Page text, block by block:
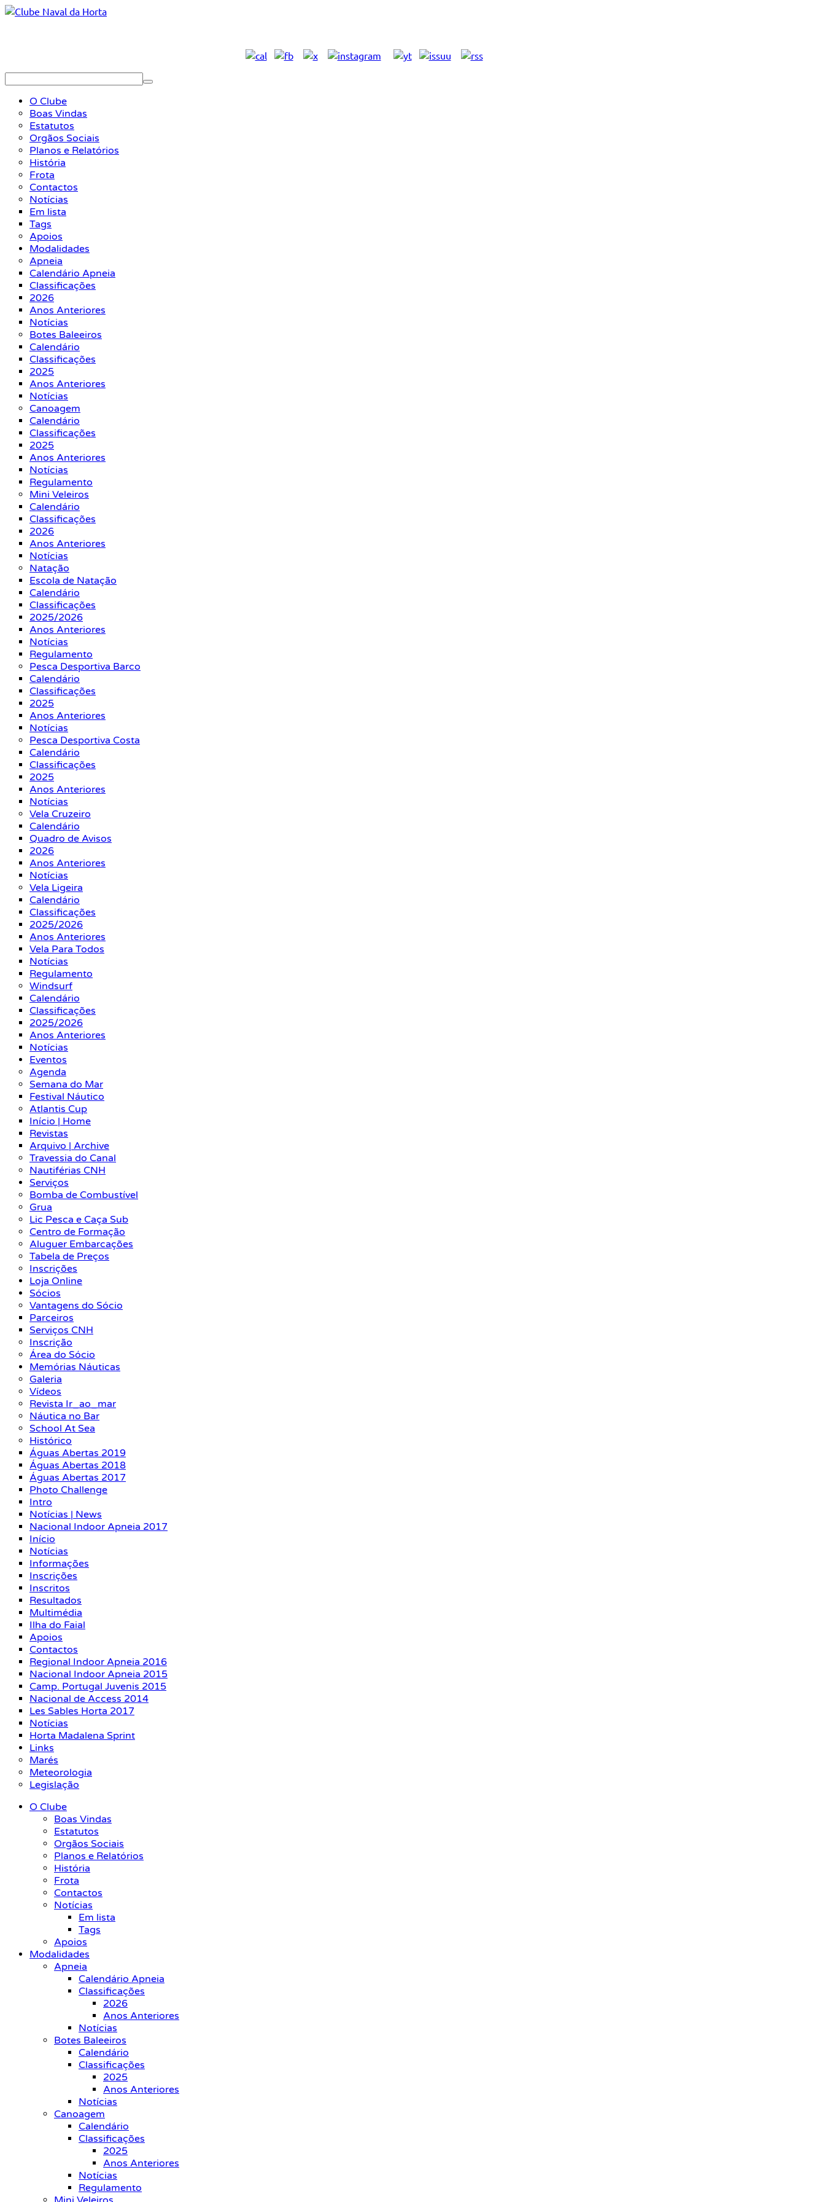
O Clube
Boas Vindas
Estatutos
Orgãos Sociais
Planos e Relatórios
História
Frota
Contactos
Notícias
Em lista
Tags
Apoios
Modalidades
Apneia
Calendário Apneia
Classificações
2026
Anos Anteriores
Notícias
Botes Baleeiros
Calendário
Classificações
2025
Anos Anteriores
Notícias
Canoagem
Calendário
Classificações
2025
Anos Anteriores
Notícias
Regulamento
Mini Veleiros
Calendário
Classificações
2026
Anos Anteriores
Notícias
Natação
Escola de Natação
Calendário
Classificações
2025/2026
Anos Anteriores
Notícias
Regulamento
Pesca Desportiva Barco
Calendário
Classificações
2025
Anos Anteriores
Notícias
Pesca Desportiva Costa
Calendário
Classificações
2025
Anos Anteriores
Notícias
Vela Cruzeiro
Calendário
Quadro de Avisos
2026
Anos Anteriores
Notícias
Vela Ligeira
Calendário
Classificações
2025/2026
Anos Anteriores
Vela Para Todos
Notícias
Regulamento
Windsurf
Calendário
Classificações
2025/2026
Anos Anteriores
Notícias
Eventos
Agenda
Semana do Mar
Festival Náutico
Atlantis Cup
Início | Home
Revistas
Arquivo | Archive
Travessia do Canal
Nautiférias CNH
Serviços
Bomba de Combustível
Grua
Lic Pesca e Caça Sub
Centro de Formação
Aluguer Embarcações
Tabela de Preços
Inscrições
Loja Online
Sócios
Vantagens do Sócio
Parceiros
Serviços CNH
Inscrição
Área do Sócio
Memórias Náuticas
Galeria
Vídeos
Revista Ir_ao_mar
Náutica no Bar
School At Sea
Histórico
Águas Abertas 2019
Águas Abertas 2018
Águas Abertas 2017
Photo Challenge
Intro
Notícias | News
Nacional Indoor Apneia 2017
Início
Notícias
Informações
Inscrições
Inscritos
Resultados
Multimédia
Ilha do Faial
Apoios
Contactos
Regional Indoor Apneia 2016
Nacional Indoor Apneia 2015
Camp. Portugal Juvenis 2015
Nacional de Access 2014
Les Sables Horta 2017
Notícias
Horta Madalena Sprint
Links
Marés
Meteorologia
Legislação
O Clube
Boas Vindas
Estatutos
Orgãos Sociais
Planos e Relatórios
História
Frota
Contactos
Notícias
Em lista
Tags
Apoios
Modalidades
Apneia
Calendário Apneia
Classificações
2026
Anos Anteriores
Notícias
Botes Baleeiros
Calendário
Classificações
2025
Anos Anteriores
Notícias
Canoagem
Calendário
Classificações
2025
Anos Anteriores
Notícias
Regulamento